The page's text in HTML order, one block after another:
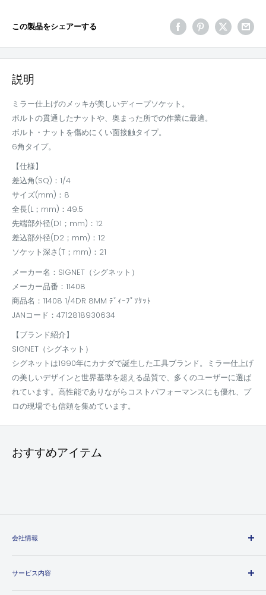
この製品をシェアーする
説明
ミラー仕上げのメッキが美しいディープソケット。
ボルトの貫通したナットや、奥まった所での作業に最適。
ボルト・ナットを傷めにくい面接触タイプ。
6角タイプ。
【仕様】
差込角(SQ)：1/4
サイズ(mm)：8
全長(L；mm)：49.5
先端部外径(D1；mm)：12
差込部外径(D2；mm)：12
ソケット深さ(T；mm)：21
メーカー名：SIGNET（シグネット）
メーカー品番：11408
商品名：11408 1/4DR 8MM ﾃﾞｨｰﾌﾟｿｹｯﾄ
JANコード：4712818930634
【ブランド紹介】
SIGNET（シグネット）
シグネットは1990年にカナダで誕生した工具ブランド。ミラー仕上げ
の美しいデザインと世界基準を超える品質で、多くのユーザーに選ば
れています。高性能でありながらコストパフォーマンスにも優れ、プ
ロの現場でも信頼を集めています。
おすすめアイテム
会社情報
会社概要
サービス内容